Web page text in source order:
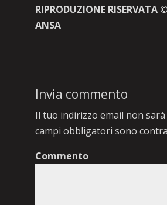
RIPRODUZIONE
ANSA
Invia commento
Il tuo indirizzo email non
campi obbligatori sono
Commento